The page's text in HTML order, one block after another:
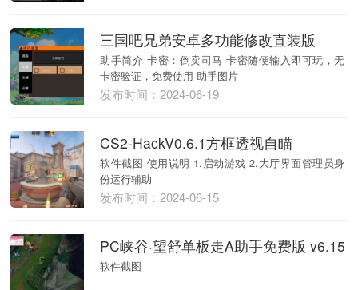
三国吧兄弟安卓多功能修改直装版
助手简介 卡密：倒卖司马 卡密随便输入即可玩，无
卡密验证，免费使用 助手图片
发布时间：2024-06-19
CS2-HackV0.6.1方框透视自瞄
软件截图 使用说明 1.启动游戏 2.大厅界面管理员身
份运行辅助
发布时间：2024-06-15
PC峡谷·望舒单板走A助手免费版 v6.15
软件截图